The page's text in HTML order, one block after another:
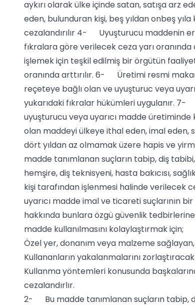
aykırı olarak ülke içinde satan, satışa arz
eden, bulunduran kişi, beş yıldan onbeş
cezalandırılır 4- Uyuşturucu maddenin
fıkralara göre verilecek ceza yarı
işlemek için teşkil edilmiş bir örgütün
oranında arttırılır. 6- Üretimi resmi
reçeteye bağlı olan ve uyuşturuc veya
yukarıdaki fıkralar hükümleri uygulanır.
uyuşturucu veya uyarıcı madde
olan maddeyi ülkeye ithal eden, imal eden,
dört yıldan az olmamak üzere hapis ve
madde tanımlanan suçların tabip, diş
hemşire, diş teknisyeni, hasta bakıcısı,
kişi tarafından işlenmesi halinde verilecek
uyarıcı madde imal ve ticareti suçlarının
hakkında bunlara özgü güvenlik
madde kullanılmasını kolaylaştırmak için;
Özel yer, donanım veya malzeme sağlayan,
Kullananların yakalanmalarını
Kullanma yöntemleri konusunda
cezalandırlır.
2- Bu madde tanımlanan suçların tabip,